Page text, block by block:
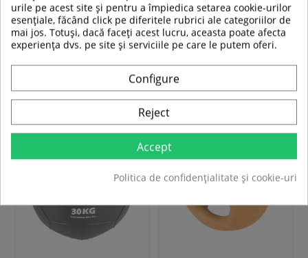
289,00 RON
In stoc
Adauga in cos
Compara
399,00 RON
In stoc
Adauga in cos
Compara
urile pe acest site și pentru a împiedica setarea cookie-urilor
esențiale, făcând click pe diferitele rubrici ale categoriilor de
mai jos. Totuși, dacă faceți acest lucru, aceasta poate afecta
experiența dvs. pe site și serviciile pe care le putem oferi.
Configure
Reject
Accept
Politica de confidențialitate și cookie-uri